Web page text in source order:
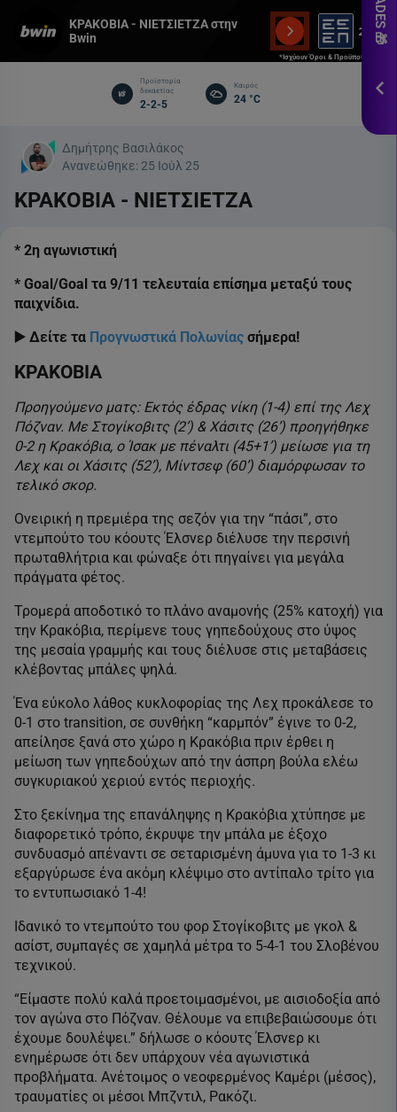
ΚΡΑΚΟΒΙΑ - ΝΙΕΤΣΙΕΤΖΑ στην
Bwin
*Ισχύουν Όροι & Προϋποθέσεις
Προϊστορία
δεκαετίας
2-2-5
Καιρός
24 °C
Δημήτρης Βασιλάκος
Ανανεώθηκε: 25 Ιούλ 25
ΚΡΑΚΟΒΙΑ - ΝΙΕΤΣΙΕΤΖΑ
* 2η αγωνιστική
* Goal/Goal τα 9/11 τελευταία επίσημα μεταξύ τους
παιχνίδια.
▶️ Δείτε τα Προγνωστικά Πολωνίας σήμερα!
ΚΡΑΚΟΒΙΑ
Προηγούμενο ματς: Εκτός έδρας νίκη (1-4) επί της Λεχ
Πόζναν. Με Στογίκοβιτς (2’) & Χάσιτς (26’) προηγήθηκε
0-2 η Κρακόβια, ο Ίσακ με πέναλτι (45+1’) μείωσε για τη
Λεχ και οι Χάσιτς (52’), Μίντσεφ (60’) διαμόρφωσαν το
τελικό σκορ.
Ονειρική η πρεμιέρα της σεζόν για την “πάσι”, στο
ντεμπούτο του κόουτς Έλσνερ διέλυσε την περσινή
πρωταθλήτρια και φώναξε ότι πηγαίνει για μεγάλα
πράγματα φέτος.
Τρομερά αποδοτικό το πλάνο αναμονής (25% κατοχή) για
την Κρακόβια, περίμενε τους γηπεδούχους στο ύψος
της μεσαία γραμμής και τους διέλυσε στις μεταβάσεις
κλέβοντας μπάλες ψηλά.
Ένα εύκολο λάθος κυκλοφορίας της Λεχ προκάλεσε το
0-1 στο transition, σε συνθήκη “καρμπόν” έγινε το 0-2,
απείλησε ξανά στο χώρο η Κρακόβια πριν έρθει η
μείωση των γηπεδούχων από την άσπρη βούλα ελέω
συγκυριακού χεριού εντός περιοχής.
Στο ξεκίνημα της επανάληψης η Κρακόβια χτύπησε με
διαφορετικό τρόπο, έκρυψε την μπάλα με έξοχο
συνδυασμό απέναντι σε σεταρισμένη άμυνα για το 1-3 κι
εξαργύρωσε ένα ακόμη κλέψιμο στο αντίπαλο τρίτο για
το εντυπωσιακό 1-4!
Ιδανικό το ντεμπούτο του φορ Στογίκοβιτς με γκολ &
ασίστ, συμπαγές σε χαμηλά μέτρα το 5-4-1 του Σλοβένου
τεχνικού.
“Είμαστε πολύ καλά προετοιμασμένοι, με αισιοδοξία από
τον αγώνα στο Πόζναν. Θέλουμε να επιβεβαιώσουμε ότι
έχουμε δουλέψει.” δήλωσε ο κόουτς Έλσνερ κι
ενημέρωσε ότι δεν υπάρχουν νέα αγωνιστικά
προβλήματα. Ανέτοιμος ο νεοφερμένος Καμέρι (μέσος),
τραυματίες οι μέσοι Μπζντιλ, Ρακόζι.